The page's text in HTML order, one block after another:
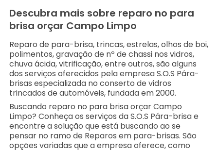
Descubra mais sobre reparo no para
brisa orçar Campo Limpo
Reparo de para-brisa, trincas, estrelas, olhos de boi,
polimentos, gravação de nº de chassi nos vidros,
chuva ácida, vitrificação, entre outros, são alguns
dos serviços oferecidos pela empresa S.O.S Pára-
brisas especializada no conserto de vidros
trincados de automóveis, fundada em 2000.
Buscando reparo no para brisa orçar Campo
Limpo? Conheça os serviços da S.O.S Pára-brisa e
encontre a solução que está buscando ao se
pensar no ramo de Reparos em para-brisas. São
opções variadas que a empresa oferece, como